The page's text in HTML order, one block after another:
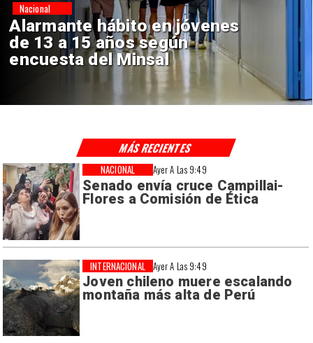
Aprueban creación del Parque
Sebastián Piñera con inversión
de $4 mil millones
Regiones
Ayer A Las 9:49
Senado envía cruce Campillai-
Flores a Comisión de Ética
NACIONAL
Ayer A Las 9:49
Joven chileno muere escalando
montaña más alta de Perú
INTERNACIONAL
MÁS RECIENTES